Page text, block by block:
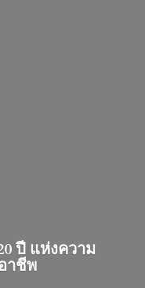
ปี แห่งความ
าชีพ